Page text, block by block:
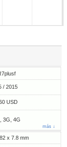
/ 2015
USD
3G, 4G
más ↓
x 7.8 mm